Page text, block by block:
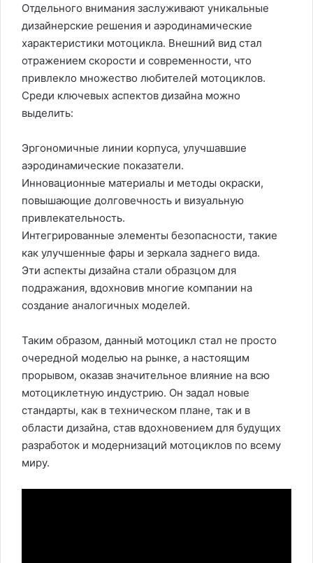
Отдельного внимания заслуживают уникальные
дизайнерские решения и аэродинамические
характеристики мотоцикла. Внешний вид стал
отражением скорости и современности, что
привлекло множество любителей мотоциклов.
Среди ключевых аспектов дизайна можно
выделить:
Эргономичные линии корпуса, улучшавшие
аэродинамические показатели.
Инновационные материалы и методы окраски,
повышающие долговечность и визуальную
привлекательность.
Интегрированные элементы безопасности, такие
как улучшенные фары и зеркала заднего вида.
Эти аспекты дизайна стали образцом для
подражания, вдохновив многие компании на
создание аналогичных моделей.
Таким образом, данный мотоцикл стал не просто
очередной моделью на рынке, а настоящим
прорывом, оказав значительное влияние на всю
мотоциклетную индустрию. Он задал новые
стандарты, как в техническом плане, так и в
области дизайна, став вдохновением для будущих
разработок и модернизаций мотоциклов по всему
миру.